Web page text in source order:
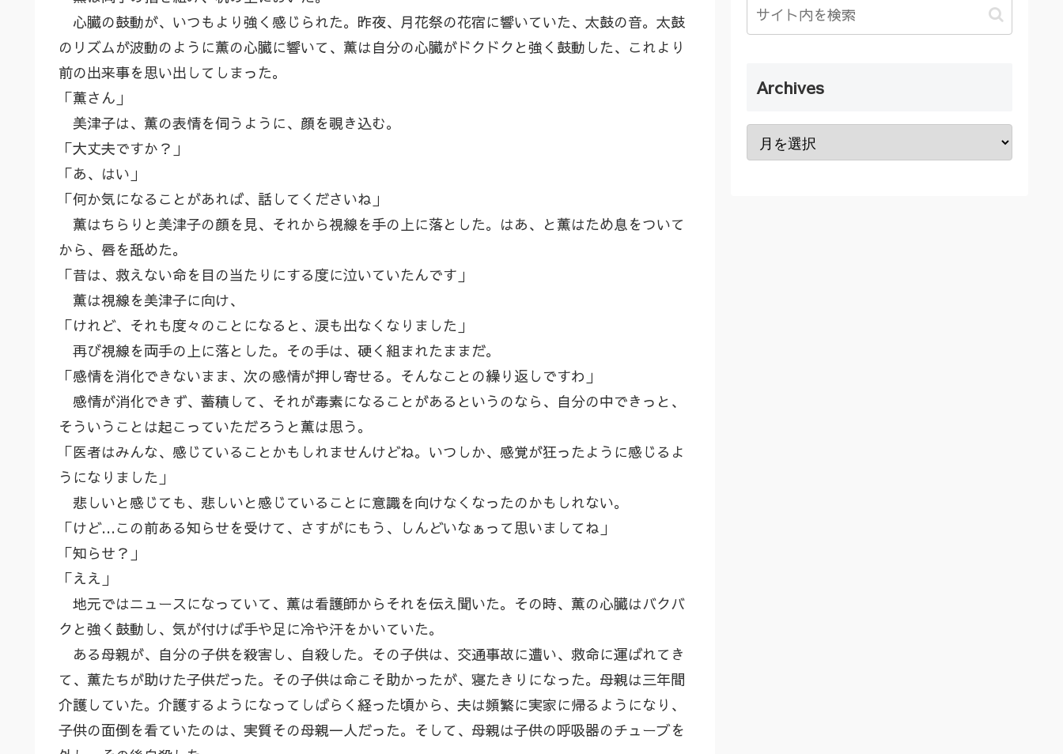
心臓の鼓動が、いつもより強く感じられた。昨夜、月花祭の花宿に響いていた、太鼓の音。太鼓
のリズムが波動のように薫の心臓に響いて、薫は自分の心臓がドクドクと強く鼓動した、これより
前の出来事を思い出してしまった。
「薫さん」
美津子は、薫の表情を伺うように、顔を覗き込む。
「大丈夫ですか？」
「あ、はい」
「何か気になることがあれば、話してくださいね」
薫はちらりと美津子の顔を見、それから視線を手の上に落とした。はあ、と薫はため息をついて
から、唇を舐めた。
「昔は、救えない命を目の当たりにする度に泣いていたんです」
薫は視線を美津子に向け、
「けれど、それも度々のことになると、涙も出なくなりました」
再び視線を両手の上に落とした。その手は、硬く組まれたままだ。
「感情を消化できないまま、次の感情が押し寄せる。そんなことの繰り返しですわ」
感情が消化できず、蓄積して、それが毒素になることがあるというのなら、自分の中できっと、
そういうことは起こっていただろうと薫は思う。
「医者はみんな、感じていることかもしれませんけどね。いつしか、感覚が狂ったように感じるよ
うになりました」
悲しいと感じても、悲しいと感じていることに意識を向けなくなったのかもしれない。
「けど…この前ある知らせを受けて、さすがにもう、しんどいなぁって思いましてね」
「知らせ？」
「ええ」
地元ではニュースになっていて、薫は看護師からそれを伝え聞いた。その時、薫の心臓はバクバ
クと強く鼓動し、気が付けば手や足に冷や汗をかいていた。
ある母親が、自分の子供を殺害し、自殺した。その子供は、交通事故に遭い、救命に運ばれてき
て、薫たちが助けた子供だった。その子供は命こそ助かったが、寝たきりになった。母親は三年間
介護していた。介護するようになってしばらく経った頃から、夫は頻繁に実家に帰るようになり、
子供の面倒を看ていたのは、実質その母親一人だった。そして、母親は子供の呼吸器のチューブを
Archives